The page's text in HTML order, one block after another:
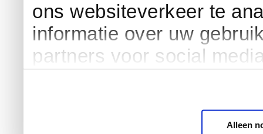
ons websiteverkeer te
informatie over uw
partners voor social
Alleen